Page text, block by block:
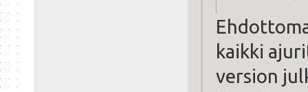
kaikki
version